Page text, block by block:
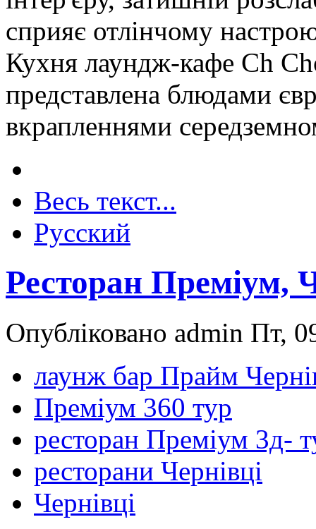
сприяє отлінчому
Кухня лаундж-кафе Ch
представлена ​​блюдами
вкрапленнями
Весь текст...
Русский
Ресторан Преміум,
Опубліковано admin Пт,
лаунж бар Прайм
Преміум 360 тур
ресторан Преміум 3д-
ресторани Чернівці
Чернівці